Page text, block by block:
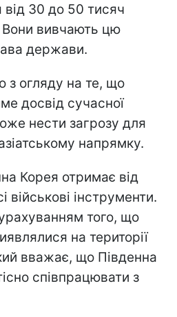
від 30 до 50 тисяч
Вони вивчають цю
держави.
з огляду на те, що
досвід сучасної
нести загрозу для
напрямку.
Корея отримає від
військові інструменти.
того, що
на території
вважає, що Південна
співпрацювати з